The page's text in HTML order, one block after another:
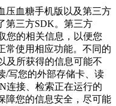
压血糖手机版以及第三方
第三方SDK。第三方
您的相关信息，以便您
常使用相应功能。不同的
及所获得的信息可能不
/写您的外部存储卡、读
连接、检索正在运行的
障您的信息安全，尽可能